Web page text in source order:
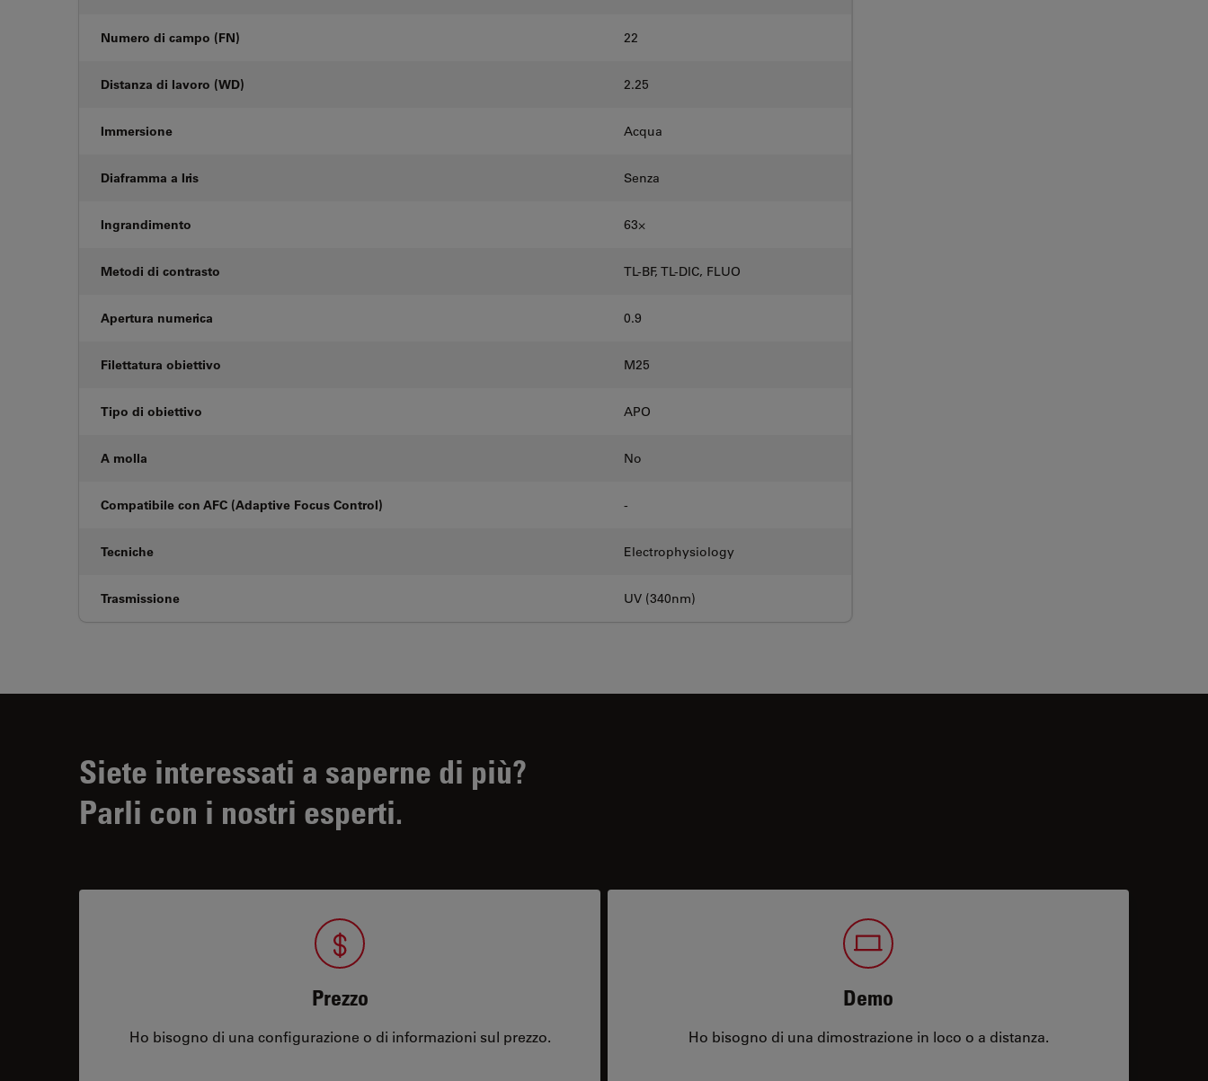
Numero di campo (FN) 22
Distanza di lavoro (WD) 2.25
Immersione Acqua
Diaframma a Iris Senza
Ingrandimento 63⨉
Metodi di contrasto TL-BF, TL-DIC, FLUO
Apertura numerica 0.9
Filettatura obiettivo M25
Tipo di obiettivo APO
A molla No
Compatibile con AFC (Adaptive Focus Control) -
Tecniche Electrophysiology
Trasmissione UV (340nm)
Siete interessati a saperne di più?
Parli con i nostri esperti.
Prezzo
Ho bisogno di una configurazione o di informazioni sul prezzo.
Demo
Ho bisogno di una dimostrazione in loco o a distanza.